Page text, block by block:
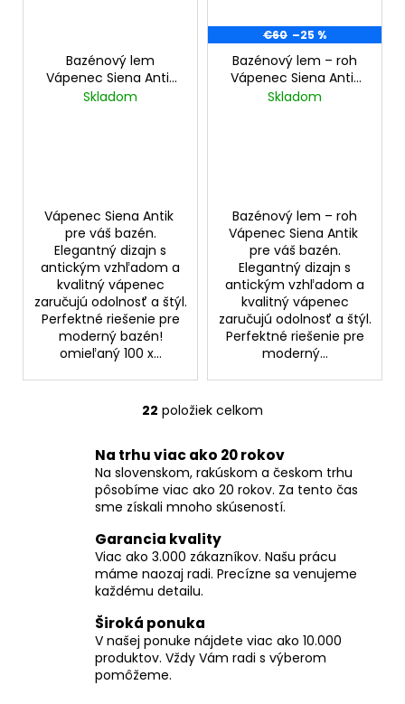
Bazénový lem
Vápenec Siena Antik
omieľaný 100x35x2 cm
Skladom
Vápenec Siena Antik
pre váš bazén.
Elegantný dizajn s
antickým vzhľadom a
kvalitný vápenec
zaručujú odolnosť a štýl.
Perfektné riešenie pre
moderný bazén!
omieľaný 100 x...
€60 –25 %
Bazénový lem – roh
Vápenec Siena Antik
Omieľaný 60x35x2 cm
Skladom
Bazénový lem – roh
Vápenec Siena Antik
pre váš bazén.
Elegantný dizajn s
antickým vzhľadom a
kvalitný vápenec
zaručujú odolnosť a štýl.
Perfektné riešenie pre
moderný...
O
l
á
d
a
c
i
e
p
r
v
k
22 položiek celkom
Na trhu viac ako 20 rokov
Na slovenskom, rakúskom a českom trhu
pôsobíme viac ako 20 rokov. Za tento čas
sme získali mnoho skúseností.
Garancia kvality
Viac ako 3.000 zákazníkov. Našu prácu
máme naozaj radi. Precízne sa venujeme
každému detailu.
Široká ponuka
V našej ponuke nájdete viac ako 10.000
produktov. Vždy Vám radi s výberom
pomôžeme.